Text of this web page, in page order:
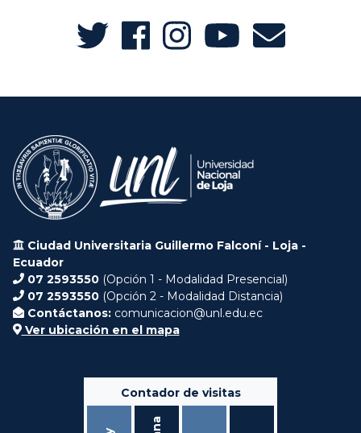
Ciudad Universitaria Guillermo Falconí - Loja -
Ecuador
07 2593550 (Opción 1 - Modalidad Presencial)
07 2593550 (Opción 2 - Modalidad Distancia)
Contáctanos: comunicacion@unl.edu.ec
Ver ubicación en el mapa
Contador de visitas